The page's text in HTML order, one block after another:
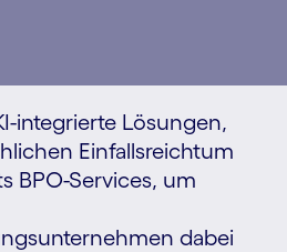
integrierte Lösungen,
Einfallsreichtum
BPO-Services, um
dabei